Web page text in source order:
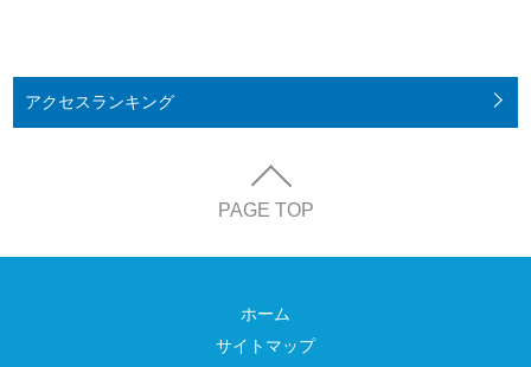
アクセスランキング
PAGE TOP
ホーム
サイトマップ